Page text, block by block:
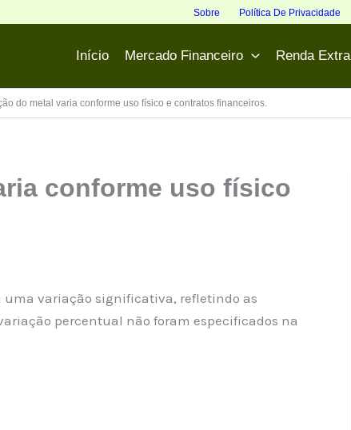
Sobre Política De Privacidade
Início Mercado Financeiro Renda Extra
do metal varia conforme uso físico e contratos financeiros.
conforme uso físico
uma variação significativa, refletindo as
percentual não foram especificados na